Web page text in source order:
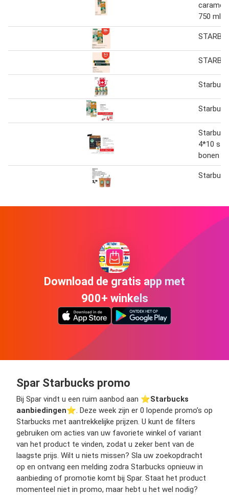
caramel
750 ml
4*10
bonen
Download de gratis app met
900+ winkels
Spar Starbucks promo
Bij Spar vindt u een ruim aanbod aan ⭐️Starbucks
aanbiedingen⭐️. Deze week zijn er 0 lopende promo’s op
Starbucks met aantrekkelijke prijzen. U kunt de filters
gebruiken om acties van uw favoriete winkel of variant
van het product te vinden, zodat u zeker bent van de
laagste prijs. Wilt u niets missen? Sla uw zoekopdracht
op en ontvang een melding zodra Starbucks opnieuw in
aanbieding of promotie komt bij Spar. Staat het product
momenteel niet in promo, maar hebt u het wel nodig?